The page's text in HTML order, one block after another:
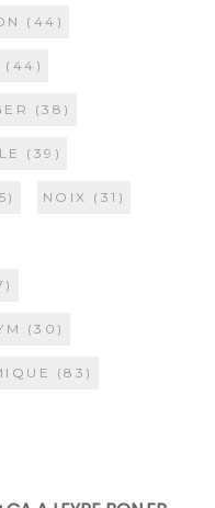
(44)
(44)
(38)
(39)
NOIX (31)
(30)
(83)